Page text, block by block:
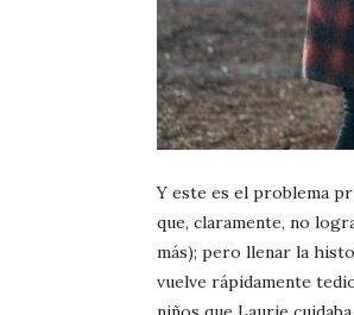
Y este es el problema
que, claramente, no
más); pero llenar la
vuelve rápidamente